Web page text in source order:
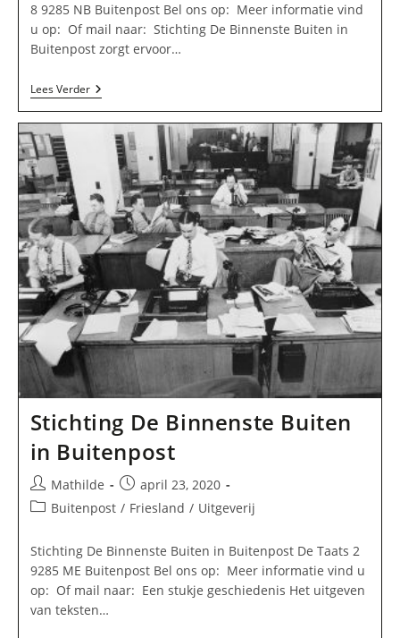
8 9285 NB Buitenpost Bel ons op: Meer informatie vind
u op: Of mail naar: Stichting De Binnenste Buiten in
Buitenpost zorgt ervoor…
Lees VerderStichting
De
Buiten
Buitenpost
Stichting De Binnenste Buiten
in Buitenpost
Bericht
auteur:
Mathilde
Bericht
gepubliceerd
april 23, 2020
Berichtcategorie:
Buitenpost / Friesland / Uitgeverij
Stichting De Binnenste Buiten in Buitenpost De Taats 2
9285 ME Buitenpost Bel ons op: Meer informatie vind u
op: Of mail naar: Een stukje geschiedenis Het uitgeven
van teksten…